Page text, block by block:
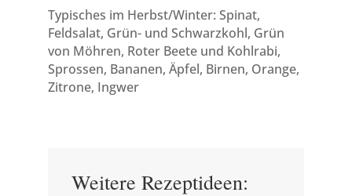
Typisches im Herbst/Winter: Spinat,
Feldsalat, Grün- und Schwarzkohl, Grün
von Möhren, Roter Beete und Kohlrabi,
Sprossen, Bananen, Äpfel, Birnen, Orange,
Zitrone, Ingwer
Weitere Rezeptideen: